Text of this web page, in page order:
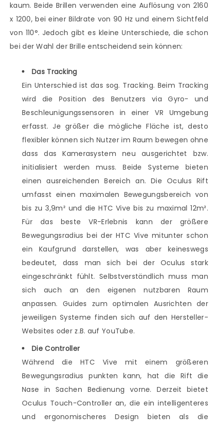
kaum. Beide Brillen verwenden eine Auflösung von 2160
x 1200, bei einer Bildrate von 90 Hz und einem Sichtfeld
von 110°. Jedoch gibt es kleine Unterschiede, die schon
bei der Wahl der Brille entscheidend sein können:
Das Tracking
Ein Unterschied ist das sog. Tracking. Beim Tracking
wird die Position des Benutzers via Gyro- und
Beschleunigungssensoren in einer VR Umgebung
erfasst. Je größer die mögliche Fläche ist, desto
flexibler können sich Nutzer im Raum bewegen ohne
dass das Kamerasystem neu ausgerichtet bzw.
initialisiert werden muss. Beide Systeme bieten
einen ausreichenden Bereich an. Die Oculus Rift
umfasst einen maximalen Bewegungsbereich von
bis zu 3,9m² und die HTC Vive bis zu maximal 12m².
Für das beste VR-Erlebnis kann der größere
Bewegungsradius bei der HTC Vive mitunter schon
ein Kaufgrund darstellen, was aber keineswegs
bedeutet, dass man sich bei der Oculus stark
eingeschränkt fühlt. Selbstverständlich muss man
sich auch an den eigenen nutzbaren Raum
anpassen. Guides zum optimalen Ausrichten der
jeweiligen Systeme finden sich auf den Hersteller-
Websites oder z.B. auf YouTube.
Die Controller
Während die HTC Vive mit einem größeren
Bewegungsradius punkten kann, hat die Rift die
Nase in Sachen Bedienung vorne. Derzeit bietet
Oculus Touch-Controller an, die ein intelligenteres
und ergonomischeres Design bieten als die